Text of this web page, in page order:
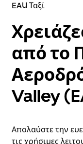
EAU Ταξί
από το
Valley
Απολαύστε την
τις χρήσιμες